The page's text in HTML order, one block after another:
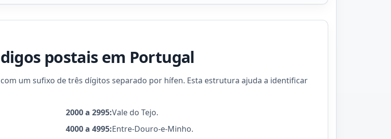
postais em Portugal
um sufixo de três dígitos separado por hífen. Esta estrutura ajuda a identificar
2000 a 2995:Vale do Tejo.
4000 a 4995:Entre-Douro-e-Minho.